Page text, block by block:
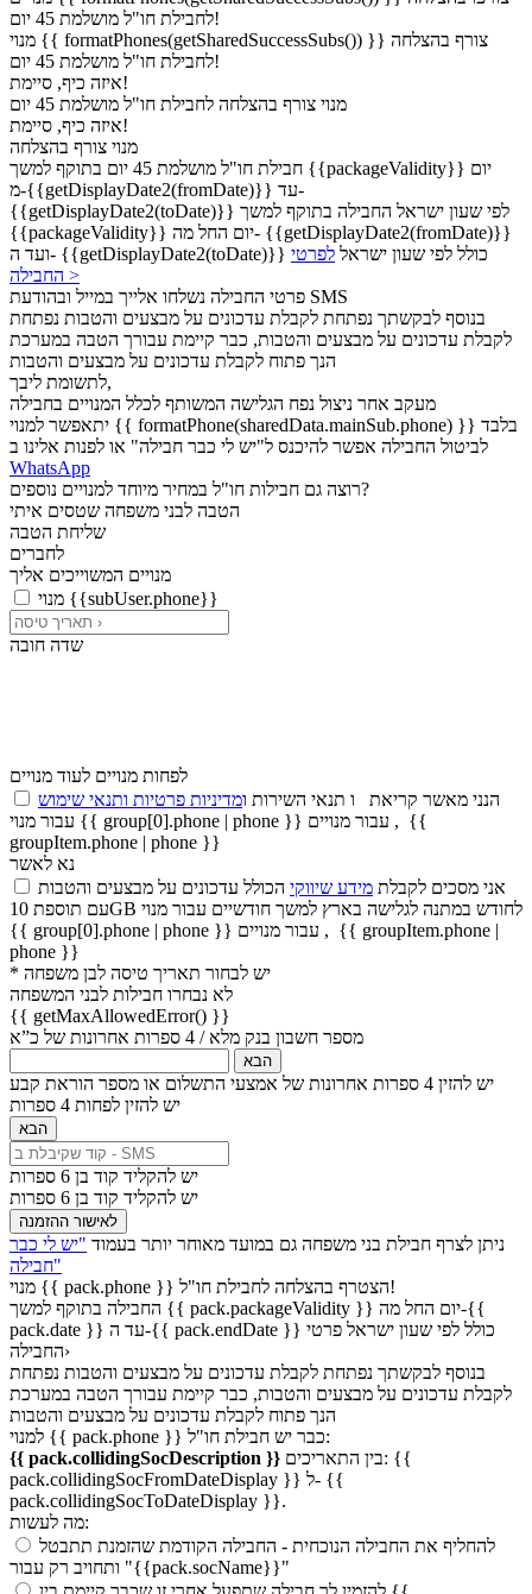
לחבילת חו"ל מושלמת 45 יום!
מנוי {{ formatPhones(getSharedSuccessSubs()) }} צורף בהצלחה
לחבילת חו"ל מושלמת 45 יום!
איזה כיף, סיימת!
מנוי צורף בהצלחה לחבילת חו"ל מושלמת 45 יום
איזה כיף, סיימת!
מנוי צורף בהצלחה
חבילת חו"ל מושלמת 45 יום
בתוקף למשך {{packageValidity}} יום
מ-{{getDisplayDate2(fromDate)}} עד-
{{getDisplayDate2(toDate)}} לפי שעון ישראל החבילה בתוקף למשך
{{packageValidity}} יום החל מה- {{getDisplayDate2(fromDate)}}
ועד ה- {{getDisplayDate2(toDate)}} כולל לפי שעון ישראל לפרטי
החבילה >
פרטי החבילה נשלחו אלייך במייל ובהודעת SMS
בנוסף לבקשתך נפתחת לקבלת עדכונים על מבצעים והטבות נפתחת
לקבלת עדכונים על מבצעים והטבות, כבר קיימת עבורך הטבה במערכת
הנך פתוח לקבלת עדכונים על מבצעים והטבות
לתשומת ליבך,
מעקב אחר ניצול נפח הגלישה המשותף לכלל המנויים בחבילה
יתאפשר למנוי {{ formatPhone(sharedData.mainSub.phone) }} בלבד
לביטול החבילה אפשר להיכנס ל"יש לי כבר חבילה" או לפנות אלינו ב
WhatsApp
רוצה גם חבילות חו"ל במחיר מיוחד למנויים נוספים?
הטבה לבני משפחה שטסים איתי
שליחת הטבה
לחברים
מנויים המשוייכים אליך
מנוי {{subUser.phone}}
שדה חובה
לפחות מנויים לעוד מנויים
הנני מאשר קריאת
ו תנאי השירות ומדיניות פרטיות ותנאי שימוש
עבור מנוי {{ group[0].phone | phone }}
, {{
groupItem.phone | phone }}
נא לאשר
אני מסכים לקבלת מידע שיווקי הכולל עדכונים על מבצעים והטבות
עם תוספת 10GB לחודש במתנה לגלישה בארץ למשך חודשיים עבור מנוי
{{ group[0].phone | phone }}
, {{ groupItem.phone |
phone }}
* יש לבחור תאריך טיסה לבן משפחה
לא נבחרו חבילות לבני המשפחה
{{ getMaxAllowedError() }}
מספר חשבון בנק מלא / 4 ספרות אחרונות של כ”א
הבא
יש להזין 4 ספרות אחרונות של אמצעי התשלום או מספר הוראת קבע
יש להזין לפחות 4 ספרות
הבא
יש להקליד קוד בן 6 ספרות
יש להקליד קוד בן 6 ספרות
לאישור ההזמנה
ניתן לצרף חבילת בני משפחה גם במועד מאוחר יותר בעמוד "יש לי כבר
חבילה"
{{ pack.phone }}
הצטרף בהצלחה לחבילת חו"ל!
החבילה בתוקף למשך {{ pack.packageValidity }} יום החל מה-{{
pack.date }} עד ה-{{ pack.endDate }} כולל לפי שעון ישראל פרטי
החבילה›
בנוסף לבקשתך נפתחת לקבלת עדכונים על מבצעים והטבות נפתחת
לקבלת עדכונים על מבצעים והטבות, כבר קיימת עבורך הטבה במערכת
הנך פתוח לקבלת עדכונים על מבצעים והטבות
למנוי {{ pack.phone }} כבר יש חבילת חו"ל:
{{ pack.collidingSocDescription }}
בין התאריכים: {{
pack.collidingSocFromDateDisplay }} ל- {{
pack.collidingSocToDateDisplay }}.
מה לעשות:
להחליף את החבילה הנוכחית - החבילה הקודמת שהזמנת תתבטל
ותחויב רק עבור "{{pack.socName}}"